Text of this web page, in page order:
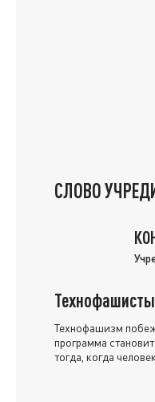
СЛОВО
Технофашисты
Технофашизм
программа
тогда, когда